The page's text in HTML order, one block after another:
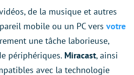
de la musique et autres
mobile ou un PC vers votre
une tâche laborieuse,
périphériques. Miracast, ainsi
avec la technologie